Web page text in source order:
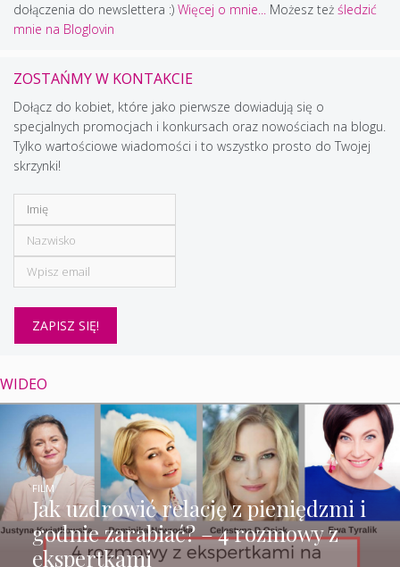
dołączenia do newslettera :) Więcej o mnie... Możesz też śledzić
mnie na Bloglovin
ZOSTAŃMY W KONTAKCIE
Dołącz do kobiet, które jako pierwsze dowiadują się o
specjalnych promocjach i konkursach oraz nowościach na blogu.
Tylko wartościowe wiadomości i to wszystko prosto do Twojej
skrzynki!
WIDEO
Jak uzdrowić relację z pieniędzmi i
godnie zarabiać? – 4 rozmowy z
ekspertkami
FILM